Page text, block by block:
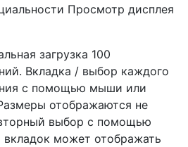
Просмотр дисплея
загрузка 100
Вкладка / выбор каждого
с помощью мыши или
отображаются не
выбор с помощью
может отображать